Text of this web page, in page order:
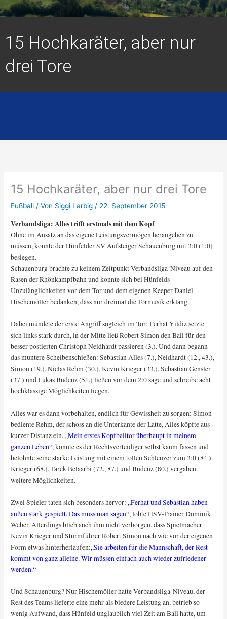
15 Hochkaräter, aber nur
drei Tore
15 Hochkaräter, aber nur drei Tore
Fußball / Von Siggi Larbig/ 22. September 2015
Verbandsliga: Alles trifft erstmals mit dem Kopf
Ohne im Ansatz an das eigene Leistungsvermögen herangehen zu
müssen, konnte der Hünfelder SV Aufsteiger Schauenburg mit 3:0 (1:0)
besiegen.
Schauenburg brachte zu keinem Zeitpunkt Verbandsliga-Niveau auf den
Rasen der Rhönkampfbahn und konnte sich bei Hünfelds
Unzulänglichkeiten vor dem Tor und dem eigenen Keeper Daniel
Hischemöller bedanken, dass nur dreimal die Tormusik erklang.
Dabei mündete der erste Angriff sogleich im Tor: Ferhat Yildiz setzte
sich links stark durch, in der Mitte ließ Robert Simon den Ball für den
besser postierten Christoph Neidhardt passieren (3.). Und dann begann
das muntere Scheibenschießen: Sebastian Alles (7.), Neidhardt (12., 43.),
Simon (19.), Niclas Rehm (30.), Kevin Krieger (33.), Sebastian Gensler
(37.) und Lukas Budenz (51.) ließen vor dem 2:0 sage und schreibe acht
hochklassige Möglichkeiten liegen.
Alles war es dann vorbehalten, endlich für Gewissheit zu sorgen: Simon
bediente Rehm, der schoss an die Unterkante der Latte, Alles köpfte aus
kurzer Distanz ein.„Mein erstes Kopfballtor überhaupt in meinem
ganzen Leben“, konnte es der Rechtsverteidiger selbst kaum fassen und
belohnte seine starke Leistung mit einem tollen Schlenzer zum 3:0 (84.).
Krieger (68.), Tarek Belaarbi (72., 87.) und Budenz (80.) vergaben
weitere Möglichkeiten.
Zwei Spieler taten sich besonders hervor: „Ferhat und Sebastian haben
außen stark gespielt. Das muss man sagen“, lobte HSV-Trainer Dominik
Weber. Allerdings blieb auch ihm nicht verborgen, dass Spielmacher
Kevin Krieger und Sturmführer Robert Simon nach wie vor der eigenen
Form etwas hinterherlaufen:„Sie arbeiten für die Mannschaft, der Rest
kommt von ganz alleine. Wir müssen einfach auch wieder zufriedener
werden.“
Und Schauenburg? Nur Hischemöller hatte Verbandsliga-Niveau, der
Rest des Teams lieferte eine mehr als biedere Leistung an, betrieb so
wenig Aufwand, dass Hünfeld unglaublich viel Zeit am Ball hatte, um